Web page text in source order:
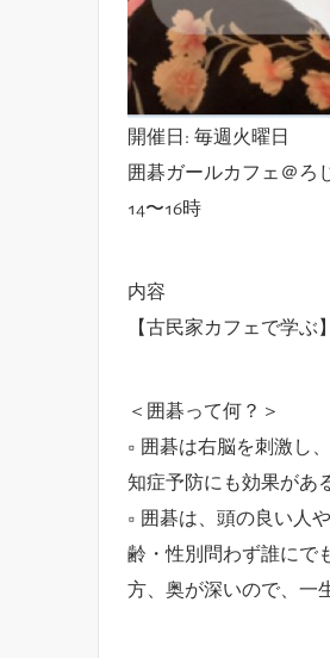
開催日: 毎週火曜日
囲碁ガールカフェ＠ろ
14〜16時
内容
【古民家カフェで学
＜囲碁って何？＞
□ 囲碁は右脳を刺激し
知症予防にも効果があ
□ 囲碁は、頭の良い人
齢・性別問わず誰にで
方、奥が深いので、一